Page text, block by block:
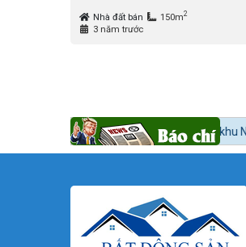
Nhà đất bán 150m2
3 năm trước
Bất động sản khu Nam nóng dần theo lộ